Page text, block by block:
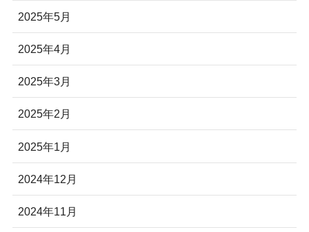
2025年5月
2025年4月
2025年3月
2025年2月
2025年1月
2024年12月
2024年11月